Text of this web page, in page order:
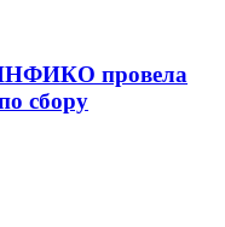
провела
сбору